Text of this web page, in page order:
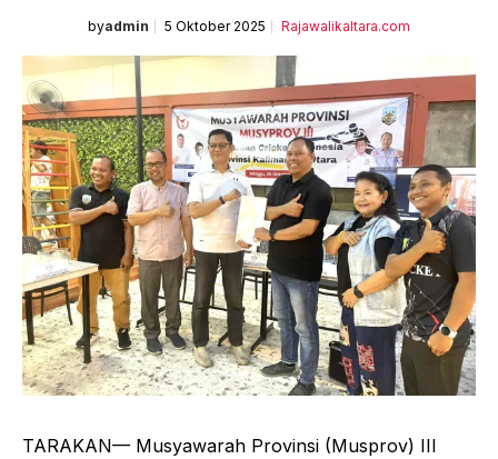
byadmin 5 Oktober 2025 Rajawalikaltara.com
TARAKAN— Musyawarah Provinsi (Musprov) III